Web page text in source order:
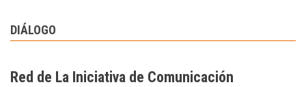
DIÁLOGO
Red de La Iniciativa de Comunicación